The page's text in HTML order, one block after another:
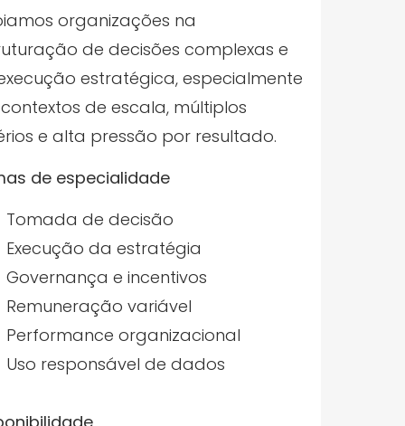
organizações na
de decisões complexas e
estratégica, especialmente
de escala, múltiplos
e alta pressão por resultado.
de especialidade
Tomada de decisão
Execução da estratégia
Governança e incentivos
Remuneração variável
Performance organizacional
Uso responsável de dados